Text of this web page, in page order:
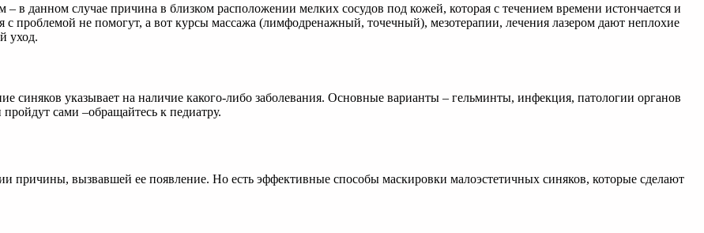
в данном случае причина в близком расположении мелких сосудов под кожей, которая с течением времени истончается и
с проблемой не помогут, а вот курсы массажа (лимфодренажный, точечный), мезотерапии, лечения лазером дают неплохие
уход.
синяков указывает на наличие какого-либо заболевания. Основные варианты – гельминты, инфекция, патологии органов
сами –обращайтесь к педиатру.
причины, вызвавшей ее появление. Но есть эффективные способы маскировки малоэстетичных синяков, которые сделают